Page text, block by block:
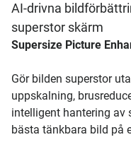
AI-drivna
superstor skärm
Supersize Picture
Gör bilden superstor
uppskalning,
intelligent hantering av
bästa tänkbara bild på